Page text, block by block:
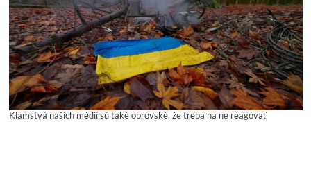
Klamstvá našich médií sú také obrovské, že treba na ne reagovať